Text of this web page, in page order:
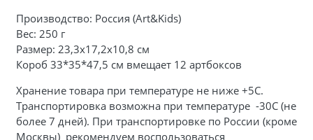
Производство: Россия (Art&Kids)
Вес: 250 г
Размер: 23,3х17,2х10,8 см
Короб 33*35*47,5 см вмещает 12 артбоксов
Хранение товара при температуре не ниже +5С.
Транспортировка возможна при температуре -30С (не
более 7 дней). При транспортировке по России (кроме
Москвы) рекомендуем воспользоваться